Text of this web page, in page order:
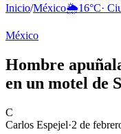
Inicio/México🌦️16°C·
México
Hombre
en un motel de
C
Carlos Espejel·2 de